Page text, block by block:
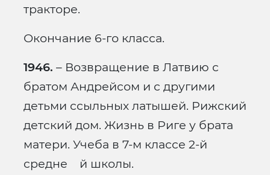
тракторе.
Окончание 6-го класса.
1946. – Возвращение в Латвию с
братом Андрейсом и с другими
детьми ссыльных латышей. Рижский
детский дом. Жизнь в Риге у брата
матери. Учеба в 7-м классе 2-й
средне й школы.